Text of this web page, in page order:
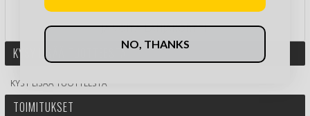
JA VOITA LAHJAKORTTI!
KYSY LISÄÄ TUOTTEESTA
KYSY LISÄÄ TUOTTEESTA
TOIMITUKSET
NO, THANKS